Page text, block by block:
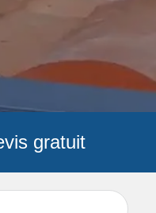
gratuit